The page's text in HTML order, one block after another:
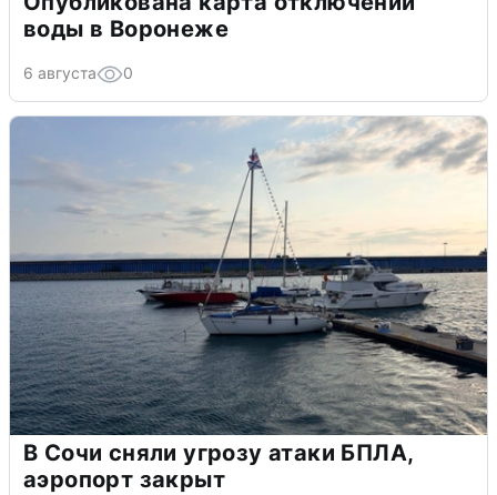
воды в Воронеже
6 августа 0
В Сочи сняли угрозу атаки БПЛА,
аэропорт закрыт